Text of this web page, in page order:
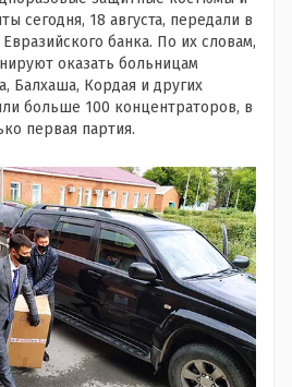
сегодня, 18 августа, передали в
банка. По их словам,
оказать больницам
Балхаша, Кордая и других
больше 100 концентраторов, в
первая партия.